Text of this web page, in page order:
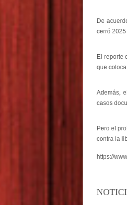
De
cerró
El reporte
que
Además,
casos
Pero el
contra la
https://